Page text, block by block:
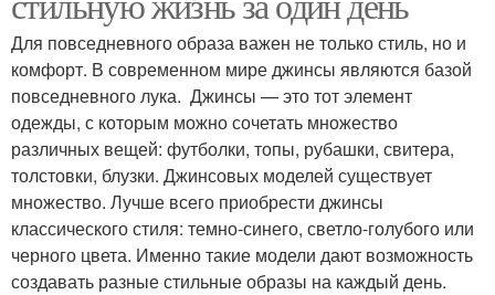
Для повседневного образа важен не только стиль, но и
комфорт. В современном мире джинсы являются базой
повседневного лука. Джинсы — это тот элемент
одежды, с которым можно сочетать множество
различных вещей: футболки, топы, рубашки, свитера,
толстовки, блузки. Джинсовых моделей существует
множество. Лучше всего приобрести джинсы
классического стиля: темно-синего, светло-голубого или
черного цвета. Именно такие модели дают возможность
создавать разные стильные образы на каждый день.